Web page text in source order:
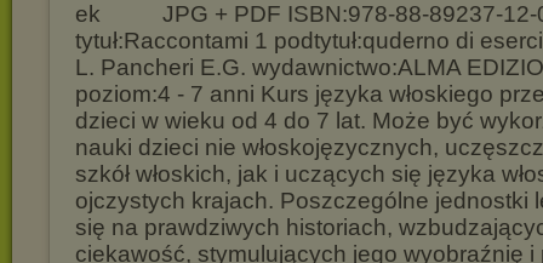
JPG + PDF ISBN:978-88-89237-12-
tytuł:Raccontami 1 podtytuł:quderno di
L. Pancheri E.G. wydawnictwo:ALMA
poziom:4 - 7 anni Kurs języka włoskiego
dzieci w wieku od 4 do 7 lat. Może być
nauki dzieci nie włoskojęzycznych,
szkół włoskich, jak i uczących się języka
ojczystych krajach. Poszczególne jednostki
się na prawdziwych historiach,
ciekawość, stymulujących jego wyobraźnię